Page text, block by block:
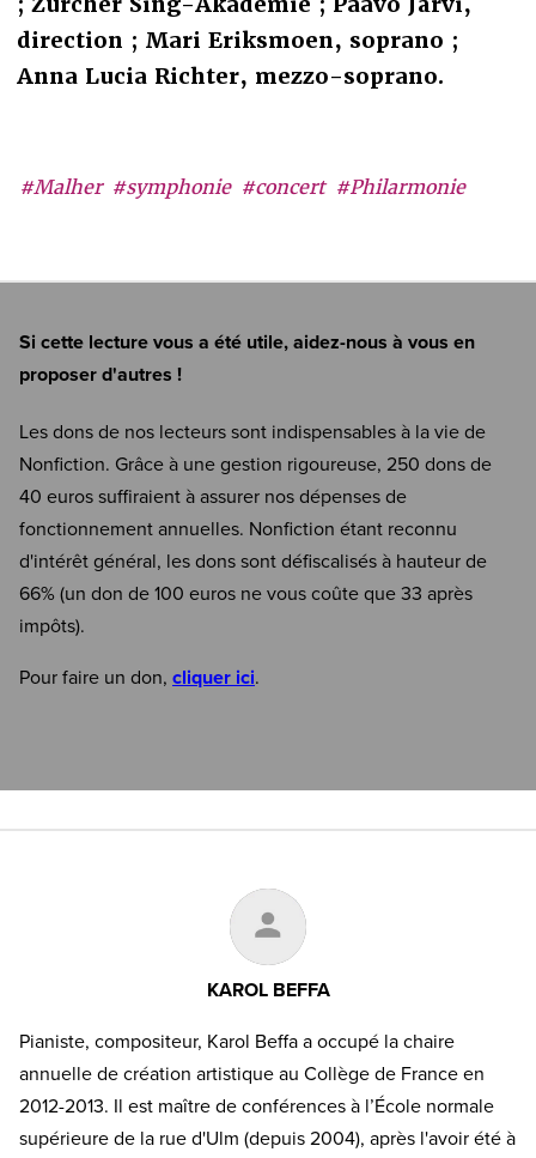
#Malher #symphonie #concert #Philarmonie
direction ; Mari Eriksmoen, soprano ;
Anna Lucia Richter, mezzo-soprano.
Si cette lecture vous a été utile, aidez-nous à vous en
proposer d'autres !
Les dons de nos lecteurs sont indispensables à la vie de
Nonfiction. Grâce à une gestion rigoureuse, 250 dons de
40 euros suffiraient à assurer nos dépenses de
fonctionnement annuelles. Nonfiction étant reconnu
d'intérêt général, les dons sont défiscalisés à hauteur de
66% (un don de 100 euros ne vous coûte que 33 après
impôts).
Pour faire un don, cliquer ici.
KAROL BEFFA
Pianiste, compositeur, Karol Beffa a occupé la chaire
annuelle de création artistique au Collège de France en
2012-2013. Il est maître de conférences à l’École normale
supérieure de la rue d'Ulm (depuis 2004), après l'avoir été à